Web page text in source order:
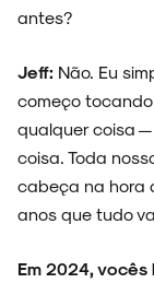
antes?
Jeff: Não. Eu
começo
qualquer coisa
coisa. Toda
cabeça na hora
anos que tudo
Em 2024, vocês